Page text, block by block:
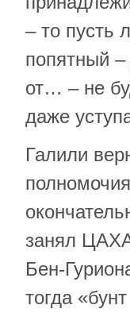
– то пусть
попятный
от… – не
даже
Галили
занял
Бен-
тогда